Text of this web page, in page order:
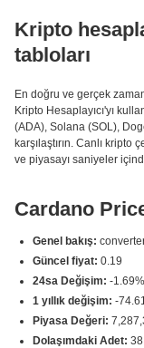
Kripto
tabloları
En doğru ve gerçek
Kripto Hesaplayıcı'yı
(ADA), Solana (SOL),
karşılaştırın. Canlı
ve piyasayı saniyeler
Cardano
Genel bakış:
Güncel fiyat: 0.19
24sa Değişim: -1.69%
1 yıllık değişim: -
Piyasa Değeri:
Dolaşımdaki Adet: